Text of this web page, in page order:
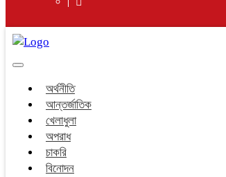
Toggle
অর্থনীতি
আন্তর্জাতিক
খেলাধুলা
অপরাধ
চাকরি
বিনোদন